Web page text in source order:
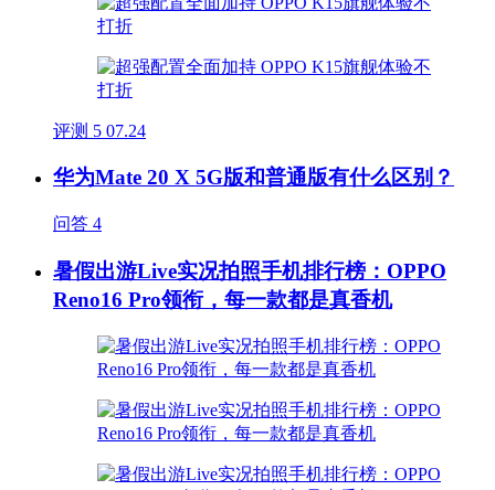
评测 5 07.24
华为Mate 20 X 5G版和普通版有什么区别？
问答 4
暑假出游Live实况拍照手机排行榜：OPPO
Reno16 Pro领衔，每一款都是真香机